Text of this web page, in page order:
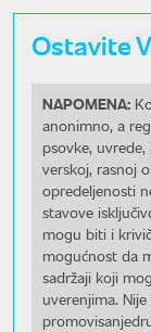
Ostavite
NAPOMENA:
anonimno, a
psovke,
verskoj, rasnoj
opredeljenosti
stavove
mogu biti i
mogućnost da
sadržaji koji
uverenjima.